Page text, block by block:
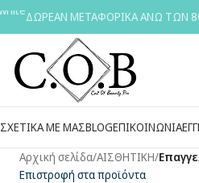
ΔΩΡΕΑΝ ΜΕΤΑΦΟΡΙΚΑ ΑΝΩ ΤΩΝ
ΣΧΕΤΙΚΑ ΜΕ ΜΑΣBLOGΕΠΙΚΟΙΝΩΝΙΑ
Αρχική σελίδα/ΑΙΣΘΗΤΙΚΗ/
Επιστροφή στα προϊόντα